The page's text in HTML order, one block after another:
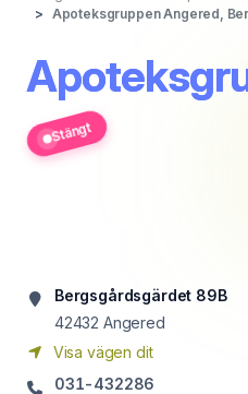
Apoteksgruppen Angered,
Stängt
Bergsgårdsgärdet 89B
42432 Angered
Visa vägen dit
031-432286